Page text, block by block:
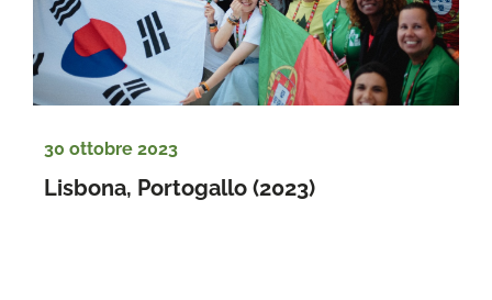
30 ottobre 2023
Lisbona, Portogallo (2023)